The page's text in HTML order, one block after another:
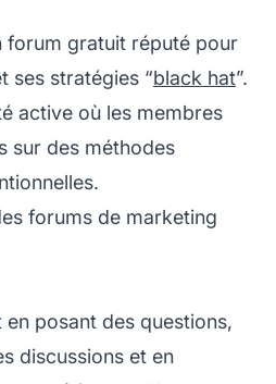
forum gratuit réputé pour
ses stratégies “black hat”.
active où les membres
sur des méthodes
forums de marketing
posant des questions,
discussions et en